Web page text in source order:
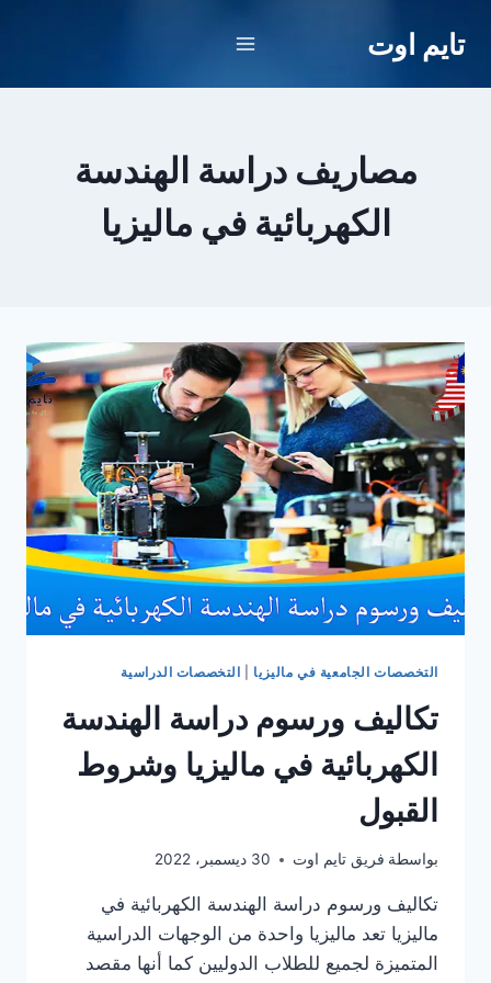
تايم اوت
مصاريف دراسة الهندسة
الكهربائية في ماليزيا
التخصصات الجامعية في ماليزيا التخصصات الدراسية
تكاليف ورسوم دراسة الهندسة
الكهربائية في ماليزيا وشروط
القبول
بواسطة فريق تايم اوت 30 ديسمبر، 2022
تكاليف ورسوم دراسة الهندسة الكهربائية في
ماليزيا تعد ماليزيا واحدة من الوجهات الدراسية
المتميزة لجميع للطلاب الدوليين كما أنها مقصد